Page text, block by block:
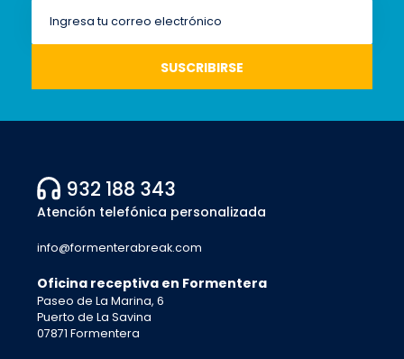
932 188 343
Atención telefónica personalizada
info@formenterabreak.com
Oficina receptiva en Formentera
Paseo de La Marina, 6
Puerto de La Savina
07871 Formentera